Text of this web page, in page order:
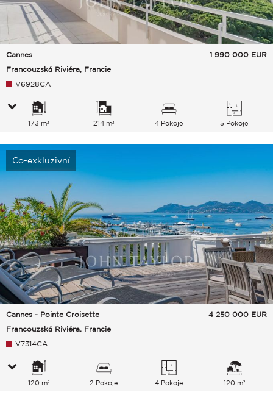
Cannes
Francouzská Riviéra, Francie
1 990 000 EUR
V6928CA
173 m² 214 m² 4 Pokoje 5 Pokoje
Co-exkluzivní
Cannes - Pointe Croisette
Francouzská Riviéra, Francie
4 250 000 EUR
V7314CA
120 m² 2 Pokoje 4 Pokoje 120 m²